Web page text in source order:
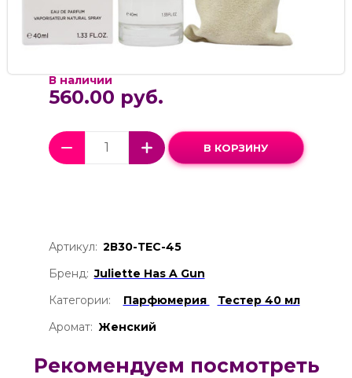
В наличии
560.00 руб.
В КОРЗИНУ
Артикул: 2В30-ТЕС-45
Бренд: Juliette Has A Gun
Категории:
Парфюмерия
Тестер 40 мл
Аромат: Женский
Рекомендуем посмотреть